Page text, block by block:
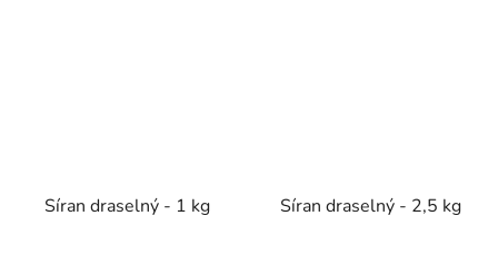
Síran draselný - 1 kg Síran draselný - 2,5 kg